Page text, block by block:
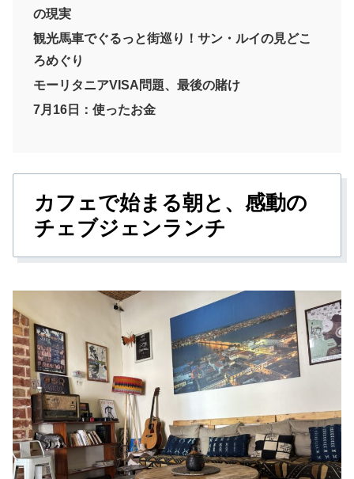
の現実
観光馬車でぐるっと街巡り！サン・ルイの見どこ
ろめぐり
モーリタニアVISA問題、最後の賭け
7月16日：使ったお金
カフェで始まる朝と、感動の
チェブジェンランチ